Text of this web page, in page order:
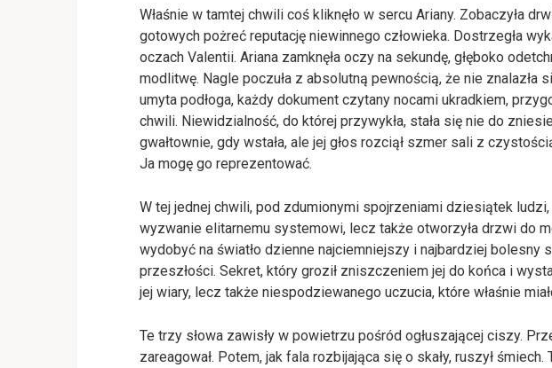
Właśnie w tamtej chwili coś kliknęło w sercu Ariany. Zobaczyła
gotowych pożreć reputację niewinnego człowieka. Dostrzegła
oczach Valentii. Ariana zamknęła oczy na sekundę, głęboko
modlitwę. Nagle poczuła z absolutną pewnością, że nie znalazła
umyta podłoga, każdy dokument czytany nocami ukradkiem,
chwili. Niewidzialność, do której przywykła, stała się nie do
gwałtownie, gdy wstała, ale jej głos rozciął szmer sali z
Ja mogę go reprezentować.
W tej jednej chwili, pod zdumionymi spojrzeniami dziesiątek ludzi,
wyzwanie elitarnemu systemowi, lecz także otworzyła drzwi do
wydobyć na światło dzienne najciemniejszy i najbardziej bolesny
przeszłości. Sekret, który groził zniszczeniem jej do końca i
jej wiary, lecz także niespodziewanego uczucia, które właśnie
Te trzy słowa zawisły w powietrzu pośród ogłuszającej ciszy.
zareagował. Potem, jak fala rozbijająca się o skały, ruszył śmiech.